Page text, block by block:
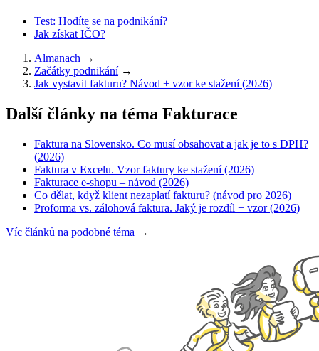
Test: Hodíte se na podnikání?
Jak získat IČO?
Almanach →
Začátky podnikání →
Jak vystavit fakturu? Návod + vzor ke stažení (2026)
Další články na téma Fakturace
Faktura na Slovensko. Co musí obsahovat a jak je to s DPH?
(2026)
Faktura v Excelu. Vzor faktury ke stažení (2026)
Fakturace e-shopu – návod (2026)
Co dělat, když klient nezaplatí fakturu? (návod pro 2026)
Proforma vs. zálohová faktura. Jaký je rozdíl + vzor (2026)
Víc článků na podobné téma →